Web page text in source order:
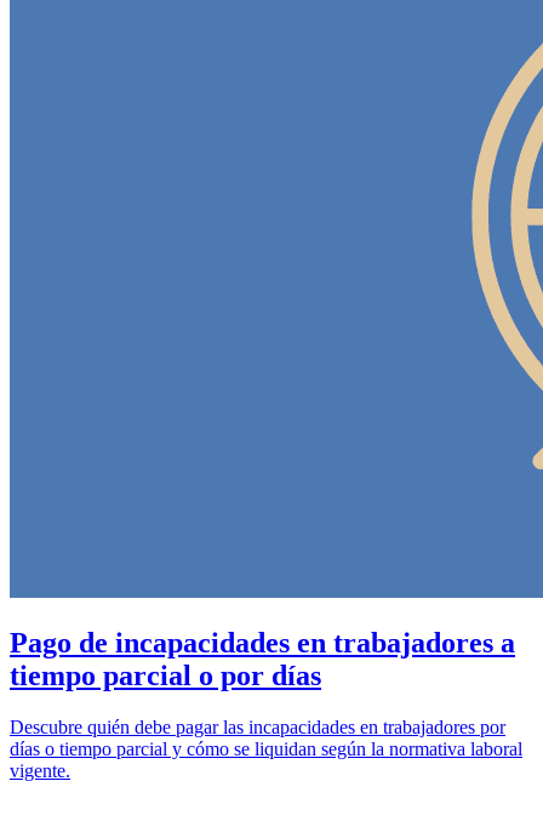
Pago de incapacidades en trabajadores a
tiempo parcial o por días
Descubre quién debe pagar las incapacidades en trabajadores por
días o tiempo parcial y cómo se liquidan según la normativa laboral
vigente.